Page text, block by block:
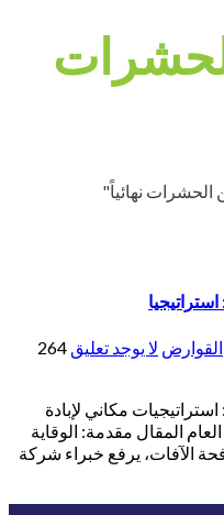
القوارض لا يوجد تعليق 264
مكاني لإبادة
المقال مقدمة: الوقاية
الآفات، يرفع خبراء شركة